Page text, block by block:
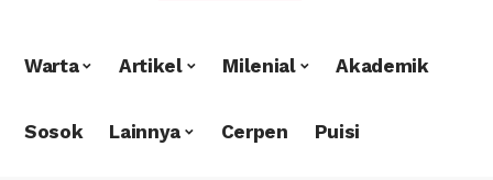
Warta Artikel Milenial Akademik
Sosok Lainnya Cerpen Puisi